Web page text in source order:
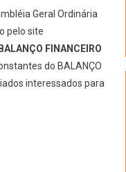
Geral Ordinária
pelo site
FINANCEIRO
do BALANÇO
interessados para